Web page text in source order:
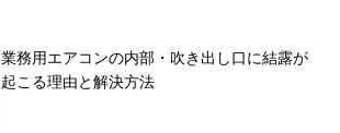
業務用エアコンの内部・吹き出し口に結露が
起こる理由と解決方法